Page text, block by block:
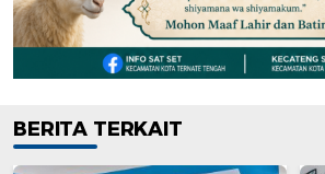
BERITA TERKAIT